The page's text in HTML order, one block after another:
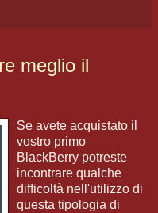
meglio il
Se avete acquistato il
vostro primo
BlackBerry potreste
incontrare qualche
difficoltà nell'utilizzo di
questa tipologia di